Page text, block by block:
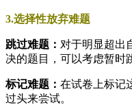
3.选择性放弃难题
跳过难题： 对于明显超出
决的题目，可以考虑暂时
标记难题： 在试卷上标记
过头来尝试。